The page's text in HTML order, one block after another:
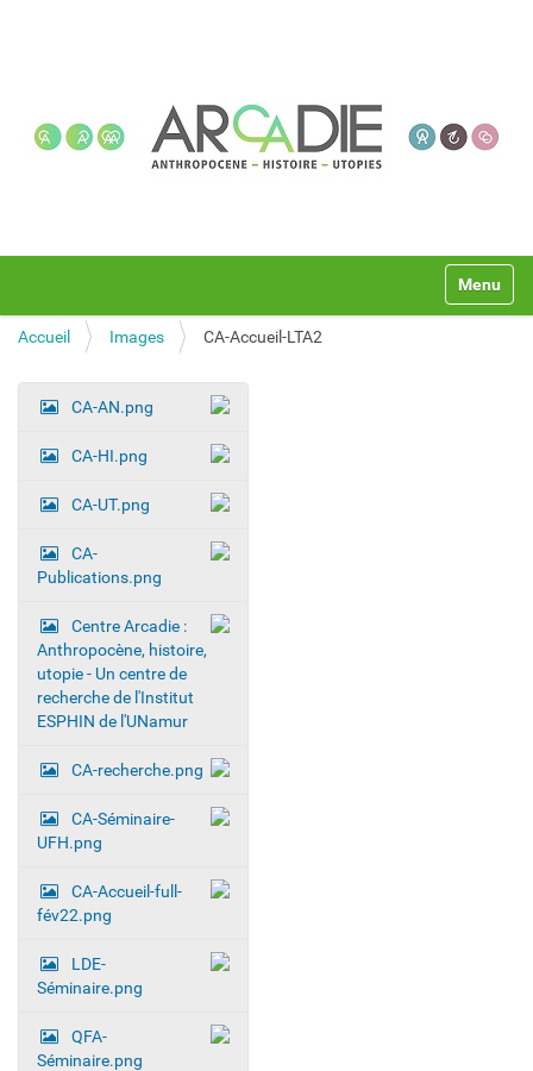
v
Toggle
Accueil Images CA-Accueil-LTA2
N
v
i
a
t
i
o
n
CA-AN.png
CA-HI.png
CA-UT.png
CA-
Publications.png
Centre Arcadie :
Anthropocène, histoire,
utopie - Un centre de
recherche de l'Institut
ESPHIN de l'UNamur
CA-recherche.png
CA-Séminaire-
UFH.png
CA-Accueil-full-
fév22.png
LDE-
Séminaire.png
QFA-
Séminaire.png